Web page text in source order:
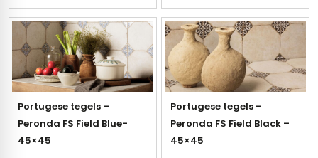
Portugese tegels –
Peronda FS Field Blue-
45×45
Portugese tegels –
Peronda FS Field Black –
45×45